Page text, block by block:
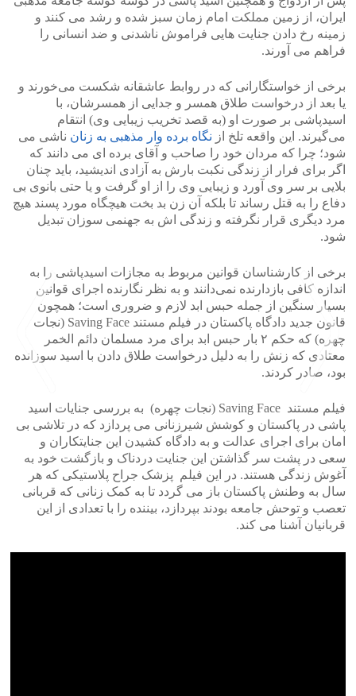
ایران، از زمین مملکت امام زمان سبز شده و رشد می کنند و
زمینه رخ دادن جنایت هایی فراموش ناشدنی و ضد انسانی را
فراهم می آورند.
برخی از خواستگارانی که در روابط عاشقانه شکست می‌خورند و
یا بعد از درخواست طلاق همسر و جدایی از همسرشان، با
اسیدپاشی بر صورت او (به قصد تخریب زیبایی وی) انتقام‌
می‌گیرند. این واقعه تلخ از نگاه برده وار مذهبی به زنان ناشی می
شود؛ چرا که مردان خود را صاحب و آقای برده ای می دانند که
اگر برای فرار از زندگی نکبت بارش به آزادی اندیشید، باید چنان
بلایی بر سر وی آورد و زیبایی وی را از او گرفت و یا حتی بانوی بی
دفاع را به قتل رساند تا بلکه آن زن بد بخت هیچگاه مورد پسند هیچ
مرد دیگری قرار نگرفته و زندگی اش به جهنمی سوزان تبدیل
شود.
برخی از کارشناسان قوانین مربوط به مجازات اسیدپاشی را به
اندازه کافی بازدارنده نمی‌دانند و به نظر نگارنده اجرای قوانین
بسیار سنگین از جمله حبس ابد لازم و ضروری است؛ همچون
قانون جدید دادگاه پاکستان در فیلم مستند Saving Face (نجات
چهره) که حکم ۲ بار حبس ابد برای مرد مسلمان دائم الخمر
معتادی که زنش را به دلیل درخواست طلاق دادن با اسید سوزانده
بود، صادر کردند.
فیلم مستند Saving Face (نجات چهره) به بررسی جنایات اسید
پاشی در پاکستان و کوشش شیرزنانی می پردازد که در تلاشی بی
امان برای اجرای عدالت و به دادگاه کشیدن این جنایتکاران و
سعی در پشت سر گذاشتن این جنایت دردناک و بازگشت خود به
آغوش زندگی هستند. در این فیلم پزشک جراح پلاستیکی که هر
سال به وطنش پاکستان باز می گردد تا به کمک زنانی که قربانی
تعصب و توحش جامعه بودند بپردازد، بیننده را با تعدادی از این
قربانیان آشنا می کند.
<
>